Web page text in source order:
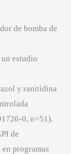
de bomba de
estudio
y ranitidina
0, n=51).
de
programas